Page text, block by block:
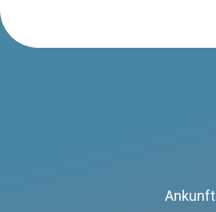
Ankunft